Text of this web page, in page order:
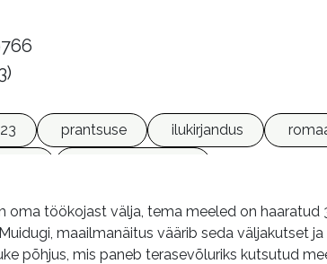
prantsuse ilukirjandus
oma töökojast välja, tema meeled on
maailmanäitus väärib seda väljakutset
põhjus, mis paneb terasevõluriks kutsutud